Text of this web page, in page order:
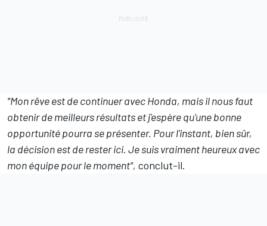
"Mon rêve est de continuer avec Honda, mais il nous faut
obtenir de meilleurs résultats et j'espère qu'une bonne
opportunité pourra se présenter. Pour l'instant, bien sûr,
la décision est de rester ici. Je suis vraiment heureux avec
mon équipe pour le moment", conclut-il.